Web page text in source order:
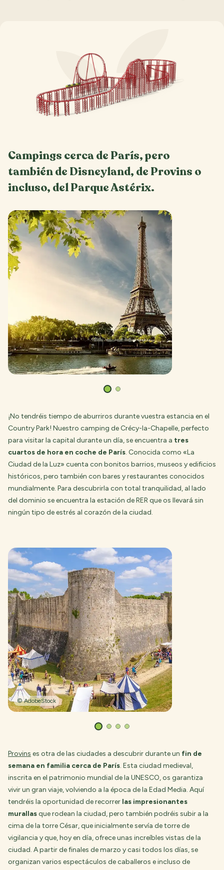
Campings cerca de París, pero
también de Disneyland, de Provins o
incluso, del Parque Astérix.
¡No tendréis tiempo de aburriros durante vuestra estancia en el
Country Park! Nuestro camping de Crécy-la-Chapelle, perfecto
para visitar la capital durante un día, se encuentra a tres
cuartos de hora en coche de París. Conocida como «La
Ciudad de la Luz» cuenta con bonitos barrios, museos y edificios
históricos, pero también con bares y restaurantes conocidos
mundialmente. Para descubrirla con total tranquilidad, al lado
del dominio se encuentra la estación de RER que os llevará sin
ningún tipo de estrés al corazón de la ciudad.
© AdobeStock
Provins es otra de las ciudades a descubrir durante un fin de
semana en familia cerca de París. Esta ciudad medieval,
inscrita en el patrimonio mundial de la UNESCO, os garantiza
vivir un gran viaje, volviendo a la época de la Edad Media. Aquí
tendréis la oportunidad de recorrer las impresionantes
murallasque rodean la ciudad, pero también podréis subir a la
cima de la torre César, que inicialmente servía de torre de
vigilancia y que, hoy en día, ofrece unas increíbles vistas de la
ciudad. A partir de finales de marzo y casi todos los días, se
organizan varios espectáculos de caballeros e incluso de